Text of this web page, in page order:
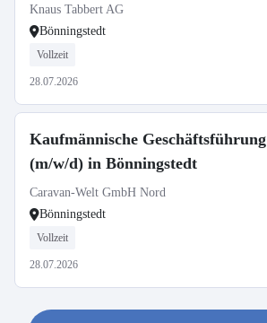
Knaus Tabbert AG
Bönningstedt
Vollzeit
28.07.2026
Kaufmännische Geschäftsführung
(m/w/d) in Bönningstedt
Caravan-Welt GmbH Nord
Bönningstedt
Vollzeit
28.07.2026